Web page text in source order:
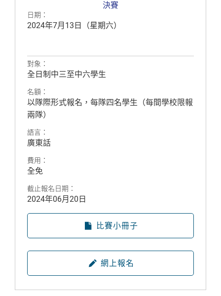
決賽
日期：
2024年7月13日（星期六）
對象：
全日制中三至中六學生
名額：
以隊際形式報名，每隊四名學生（每間學校限報
兩隊）
語言：
廣東話
費用：
全免
截止報名日期：
2024年06月20日
比賽小冊子
網上報名